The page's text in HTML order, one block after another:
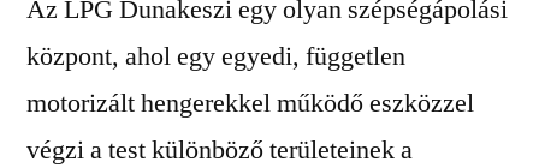
Az LPG Dunakeszi egy olyan szépségápolási
központ, ahol egy egyedi, független
motorizált hengerekkel működő eszközzel
végzi a test különböző területeinek a